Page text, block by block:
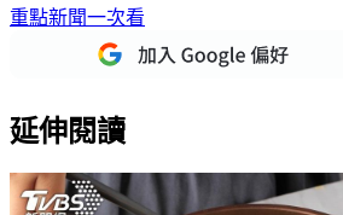
重點新聞一次看
延伸閱讀